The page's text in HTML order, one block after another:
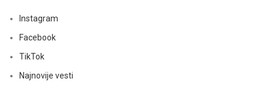
Instagram
Facebook
TikTok
Najnovije vesti